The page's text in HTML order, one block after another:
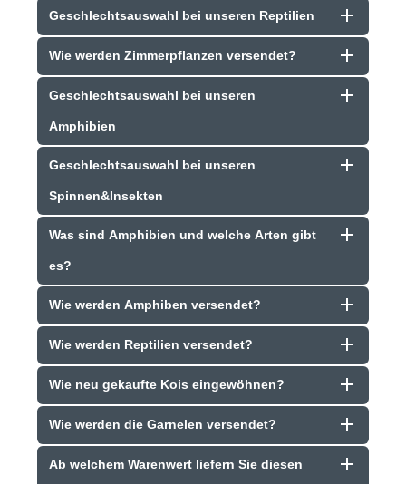
Geschlechtsauswahl bei unseren Reptilien
Wie werden Zimmerpflanzen versendet?
Geschlechtsauswahl bei unseren
Amphibien
Geschlechtsauswahl bei unseren
Spinnen&Insekten
Was sind Amphibien und welche Arten gibt
es?
Wie werden Amphiben versendet?
Wie werden Reptilien versendet?
Wie neu gekaufte Kois eingewöhnen?
Wie werden die Garnelen versendet?
Ab welchem Warenwert liefern Sie diesen